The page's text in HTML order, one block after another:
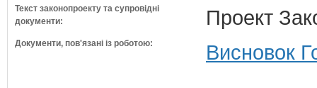
Текст законопроекту та супровідні
документи:
Проект
Документи, пов'язані із роботою: Висновок